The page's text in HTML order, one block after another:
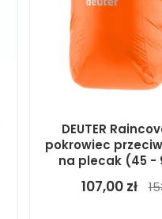
DEUTER
pokrowiec
na plecak (45 -
107,00 zł